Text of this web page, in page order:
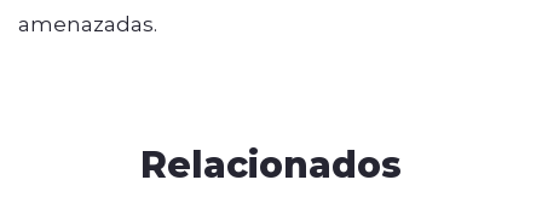
amenazadas.
Relacionados